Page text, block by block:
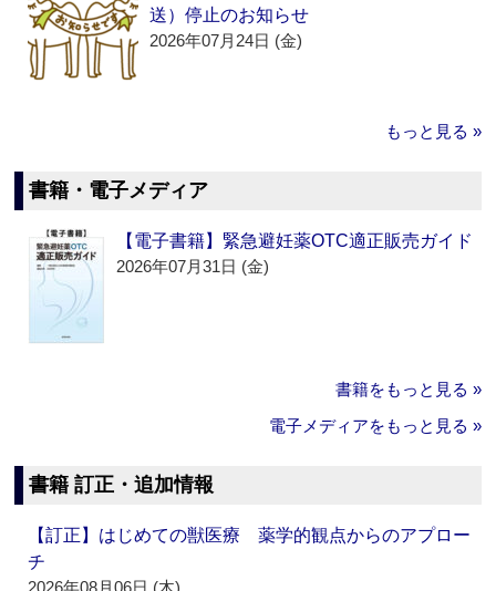
送）停止のお知らせ
2026年07月24日 (金)
もっと見る »
書籍・電子メディア
【電子書籍】緊急避妊薬OTC適正販売ガイド
2026年07月31日 (金)
書籍をもっと見る »
電子メディアをもっと見る »
書籍 訂正・追加情報
【訂正】はじめての獣医療 薬学的観点からのアプロー
チ